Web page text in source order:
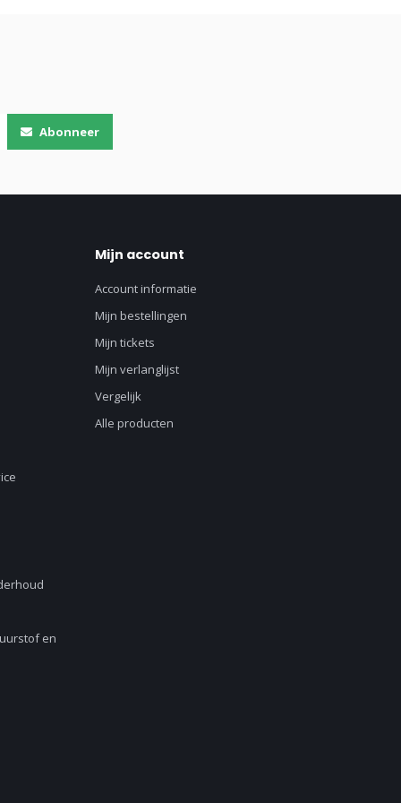
Abonneer
en
Mijn account
Account informatie
Mijn bestellingen
Mijn tickets
Mijn verlanglijst
Vergelijk
Alle producten